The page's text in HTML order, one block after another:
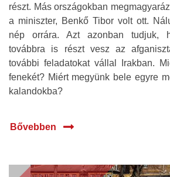
részt. Más országokban
a miniszter, Benkő Tibor volt ott.
nép orrára. Azt azonban tudjuk,
továbbra is részt vesz az
további feladatokat vállal Irakban.
fenekét? Miért megyünk bele egyre
kalandokba?
Bővebben